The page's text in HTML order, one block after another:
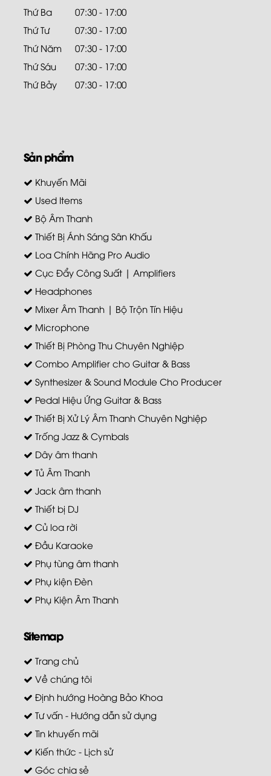
Thứ Ba
07:30 - 17:00
Thứ Tư
07:30 - 17:00
Thứ Năm
07:30 - 17:00
Thứ Sáu
07:30 - 17:00
Thứ Bảy
07:30 - 17:00
Sản phẩm
Khuyến Mãi
Used Items
Bộ Âm Thanh
Thiết Bị Ánh Sáng Sân Khấu
Loa Chính Hãng Pro Audio
Cục Đẩy Công Suất | Amplifiers
Headphones
Mixer Âm Thanh | Bộ Trộn Tín Hiệu
Microphone
Thiết Bị Phòng Thu Chuyên Nghiệp
Combo Amplifier cho Guitar & Bass
Synthesizer & Sound Module Cho Producer
Pedal Hiệu Ứng Guitar & Bass
Thiết Bị Xử Lý Âm Thanh Chuyên Nghiệp
Trống Jazz & Cymbals
Dây âm thanh
Tủ Âm Thanh
Jack âm thanh
Thiết bị DJ
Củ loa rời
Đầu Karaoke
Phụ tùng âm thanh
Phụ kiện Đèn
Phụ Kiện Âm Thanh
Sitemap
Trang chủ
Về chúng tôi
Định hướng Hoàng Bảo Khoa
Tư vấn - Hướng dẫn sử dụng
Tin khuyến mãi
Kiến thức - Lịch sử
Góc chia sẻ